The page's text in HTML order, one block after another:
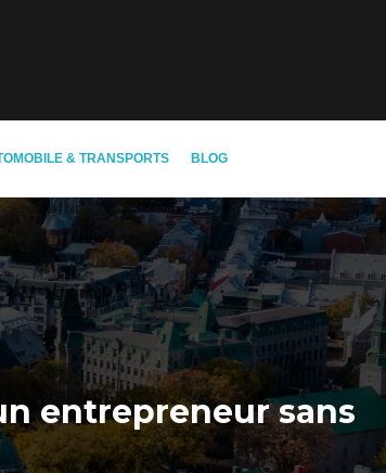
& TRANSPORTS BLOG
entrepreneur sans